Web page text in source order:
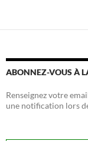
ABONNEZ-VOUS À
Renseignez votre
une notification lors
Adresse email...